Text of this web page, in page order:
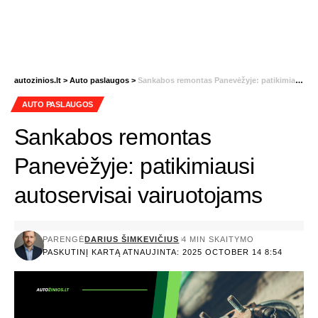
autozinios.lt > Auto paslaugos > Sankabos remontas Panevėžyje: patikimiausi autoservisai vairuotojams
AUTO PASLAUGOS
Sankabos remontas
Panevėžyje: patikimiausi
autoservisai vairuotojams
PASKUTINĮ KARTĄ ATNAUJINTA: 2025 OCTOBER 14 8:54
PARENGĖDARIUS ŠIMKEVIČIUS 4 MIN SKAITYMO